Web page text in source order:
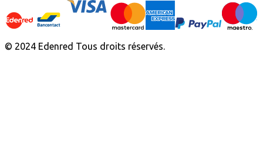
© 2024 Edenred Tous droits réservés.